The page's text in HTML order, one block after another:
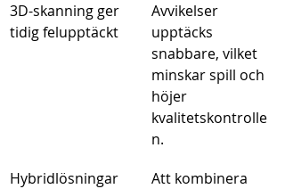
3D-skanning ger
tidig felupptäckt
Avvikelser
upptäcks
snabbare, vilket
minskar spill och
höjer
kvalitetskontrolle
n.
Hybridlösningar
Att kombinera